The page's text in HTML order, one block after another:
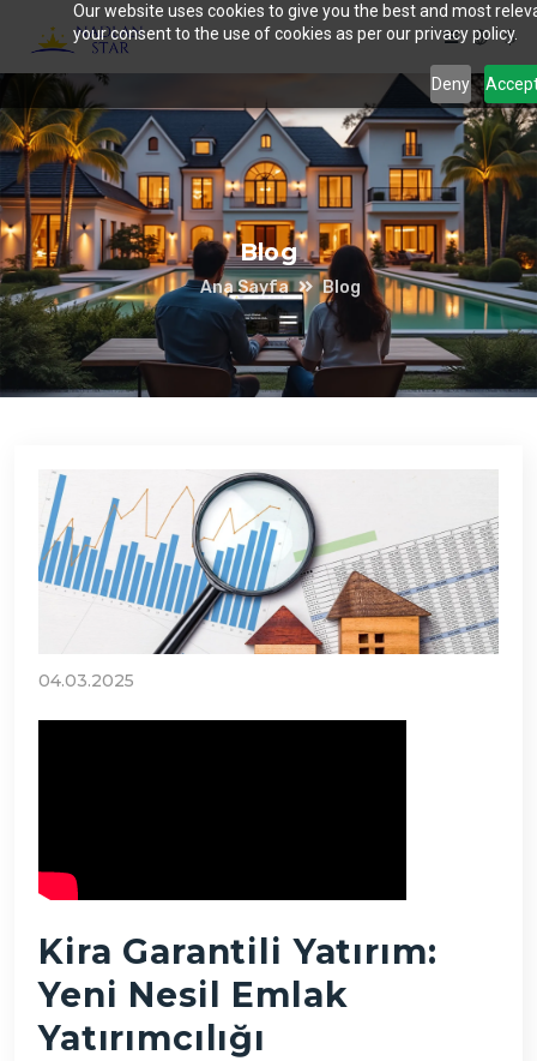
Our website uses cookies to give you the best and most
your consent to the use of cookies as per our privacy policy.
Deny
Blog
Ana Sayfa Blog
04.03.2025
Kira Garantili Yatırım:
Yeni Nesil Emlak
Yatırımcılığı